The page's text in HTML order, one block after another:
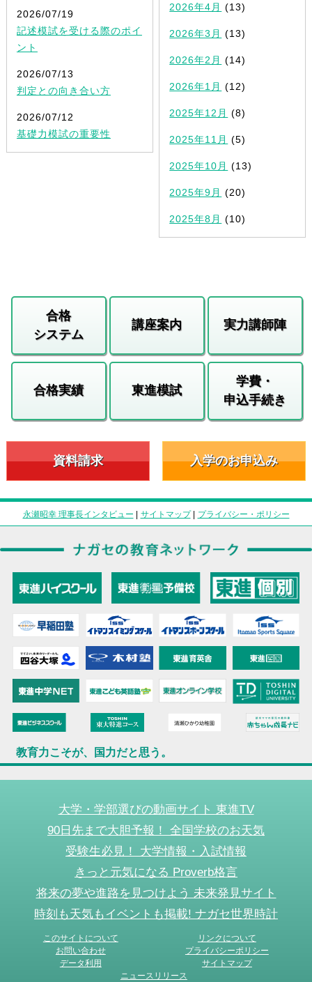
2026/07/19
記述模試を受ける際のポイ
ント
2026/07/13
判定との向き合い方
2026/07/12
基礎力模試の重要性
2026年4月 (13)
2026年3月 (13)
2026年2月 (14)
2026年1月 (12)
2025年12月 (8)
2025年11月 (5)
2025年10月 (13)
2025年9月 (20)
2025年8月 (10)
合格
システム
講座案内 実力講師陣
合格実績 東進模試
学費・
申込手続き
資料請求 入学のお申込み
永瀬昭幸 理事長インタビュー | サイトマップ| プライバシー・ポリシー
教育力こそが、国力だと思う。
大学・学部選びの動画サイト 東進TV
90日先まで大胆予報！ 全国学校のお天気
受験生必見！ 大学情報・入試情報
きっと元気になる Proverb格言
将来の夢や進路を見つけよう 未来発見サイト
時刻も天気もイベントも掲載! ナガセ世界時計
このサイトについて
リンクについて
お問い合わせ
プライバシーポリシー
データ利用
サイトマップ
ニュースリリース